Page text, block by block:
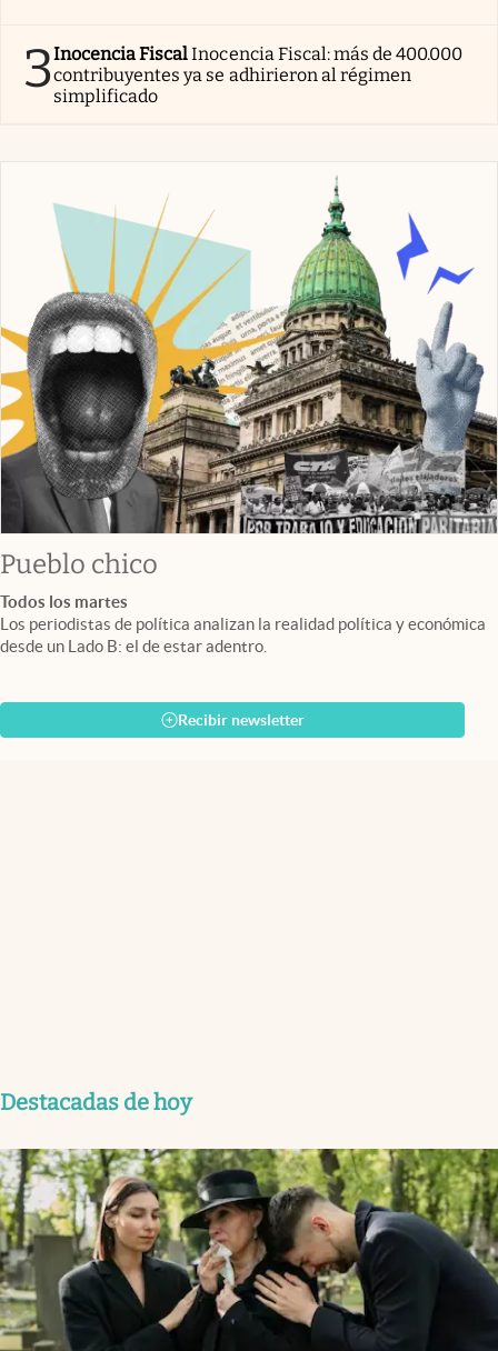
3Inocencia FiscalInocencia Fiscal: más de 400.000
contribuyentes ya se adhirieron al régimen
simplificado
Pueblo chico
Todos los martes
Los periodistas de política analizan la realidad política y económica
desde un Lado B: el de estar adentro.
Recibir newsletter
Destacadas de hoy